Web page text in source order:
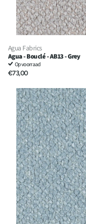
Agua Fabrics
Agua - Bouclé - AB13 - Grey
Op voorraad
€73,00